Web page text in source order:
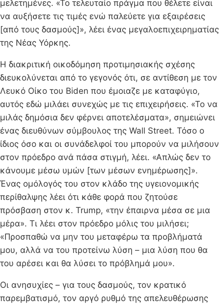
μελετημένες. «Το τελευταίο πράγμα που θέλετε είναι
να αυξήσετε τις τιμές ενώ παλεύετε για εξαιρέσεις
[από τους δασμούς]», λέει ένας μεγαλοεπιχειρηματίας
της Νέας Υόρκης.
H διακριτική οικοδόμηση προτιμησιακής σχέσης
διευκολύνεται από το γεγονός ότι, σε αντίθεση με τον
Λευκό Οίκο του Biden που έμοιαζε με καταφύγιο,
αυτός εδώ μιλάει συνεχώς με τις επιχειρήσεις. «Το να
μιλάς δημόσια δεν φέρνει αποτελέσματα», σημειώνει
ένας διευθύνων σύμβουλος της Wall Street. Τόσο ο
ίδιος όσο και οι συνάδελφοί του μπορούν να μιλήσουν
στον πρόεδρο ανά πάσα στιγμή, λέει. «Απλώς δεν το
κάνουμε μέσω υμών [των μέσων ενημέρωσης]».
Ένας ομόλογός του στον κλάδο της υγειονομικής
περίθαλψης λέει ότι κάθε φορά που ζητούσε
πρόσβαση στον κ. Trump, «την έπαιρνα μέσα σε μια
μέρα». Τι λέει στον πρόεδρο μόλις του μιλήσει;
«Προσπαθώ να μην του μεταφέρω τα προβλήματά
μου, αλλά να του προτείνω λύση – μια λύση που θα
του αρέσει και θα λύσει το πρόβλημά μου».
Οι ανησυχίες – για τους δασμούς, τον κρατικό
παρεμβατισμό, τον αργό ρυθμό της απελευθέρωσης